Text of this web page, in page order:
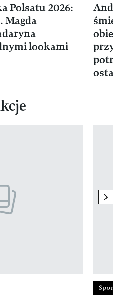
Polsatu 2026:
Magda
lookami